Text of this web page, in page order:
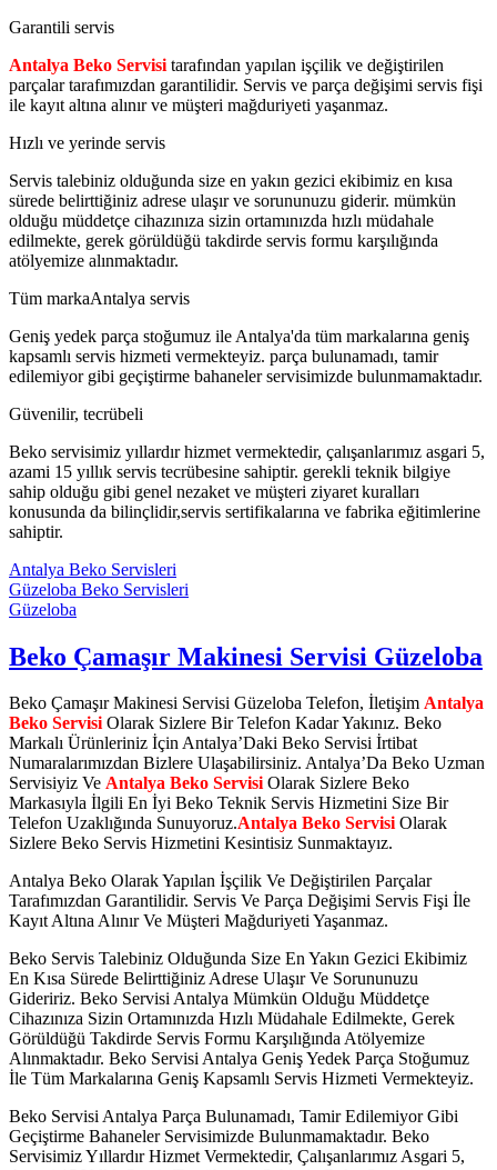
Garantili servis
Antalya Beko Servisi tarafından yapılan işçilik ve değiştirilen
parçalar tarafımızdan garantilidir. Servis ve parça değişimi servis fişi
ile kayıt altına alınır ve müşteri mağduriyeti yaşanmaz.
Hızlı ve yerinde servis
Servis talebiniz olduğunda size en yakın gezici ekibimiz en kısa
sürede belirttiğiniz adrese ulaşır ve sorununuzu giderir. mümkün
olduğu müddetçe cihazınıza sizin ortamınızda hızlı müdahale
edilmekte, gerek görüldüğü takdirde servis formu karşılığında
atölyemize alınmaktadır.
Tüm markaAntalya servis
Geniş yedek parça stoğumuz ile Antalya'da tüm markalarına geniş
kapsamlı servis hizmeti vermekteyiz. parça bulunamadı, tamir
edilemiyor gibi geçiştirme bahaneler servisimizde bulunmamaktadır.
Güvenilir, tecrübeli
Beko servisimiz yıllardır hizmet vermektedir, çalışanlarımız asgari 5,
azami 15 yıllık servis tecrübesine sahiptir. gerekli teknik bilgiye
sahip olduğu gibi genel nezaket ve müşteri ziyaret kuralları
konusunda da bilinçlidir,servis sertifikalarına ve fabrika eğitimlerine
sahiptir.
Antalya Beko Servisleri
Güzeloba Beko Servisleri
Güzeloba
Beko Çamaşır Makinesi Servisi Güzeloba
Beko Çamaşır Makinesi Servisi Güzeloba Telefon, İletişim Antalya
Beko ServisiOlarak Sizlere Bir Telefon Kadar Yakınız. Beko
Markalı Ürünleriniz İçin Antalya’Daki Beko Servisi İrtibat
Numaralarımızdan Bizlere Ulaşabilirsiniz. Antalya’Da Beko Uzman
Servisiyiz Ve Antalya Beko ServisiOlarak Sizlere Beko
Markasıyla İlgili En İyi Beko Teknik Servis Hizmetini Size Bir
Telefon Uzaklığında Sunuyoruz.Antalya Beko ServisiOlarak
Sizlere Beko Servis Hizmetini Kesintisiz Sunmaktayız.
Antalya Beko Olarak Yapılan İşçilik Ve Değiştirilen Parçalar
Tarafımızdan Garantilidir. Servis Ve Parça Değişimi Servis Fişi İle
Kayıt Altına Alınır Ve Müşteri Mağduriyeti Yaşanmaz.
Beko Servis Talebiniz Olduğunda Size En Yakın Gezici Ekibimiz
En Kısa Sürede Belirttiğiniz Adrese Ulaşır Ve Sorununuzu
Gideririz. Beko Servisi Antalya Mümkün Olduğu Müddetçe
Cihazınıza Sizin Ortamınızda Hızlı Müdahale Edilmekte, Gerek
Görüldüğü Takdirde Servis Formu Karşılığında Atölyemize
Alınmaktadır. Beko Servisi Antalya Geniş Yedek Parça Stoğumuz
İle Tüm Markalarına Geniş Kapsamlı Servis Hizmeti Vermekteyiz.
Beko Servisi Antalya Parça Bulunamadı, Tamir Edilemiyor Gibi
Geçiştirme Bahaneler Servisimizde Bulunmamaktadır. Beko
Servisimiz Yıllardır Hizmet Vermektedir, Çalışanlarımız Asgari 5,